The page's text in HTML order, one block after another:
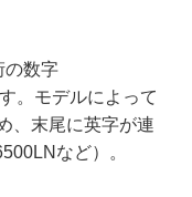
の数字
。モデルによって
、末尾に英字が連
など）。